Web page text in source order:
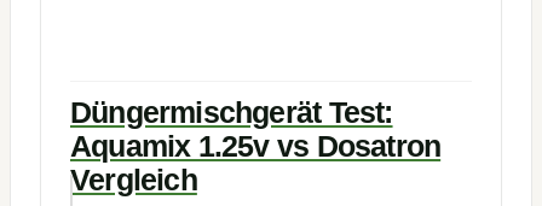
Düngermischgerät Test:
Aquamix 1.25v vs Dosatron
Vergleich